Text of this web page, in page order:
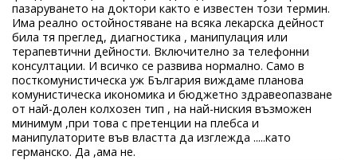
пазаруването на доктори както е известен този термин.
Има реално остойностяване на всяка лекарска дейност
била тя преглед, диагностика , манипулация или
терапевтични дейности. Включително за телефонни
консултации. И всичко се развива нормално. Само в
посткомунистическа уж България виждаме планова
комунистическа икономика и бюджетно здравеопазване
от най-долен колхозен тип , на най-ниския възможен
минимум ,при това с претенции на плебса и
манипулаторите във властта да изглежда .....като
германско. Да ,ама не.